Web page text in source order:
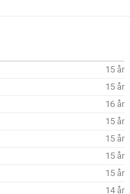
15 år
15 år
16 år
15 år
15 år
15 år
15 år
14 år